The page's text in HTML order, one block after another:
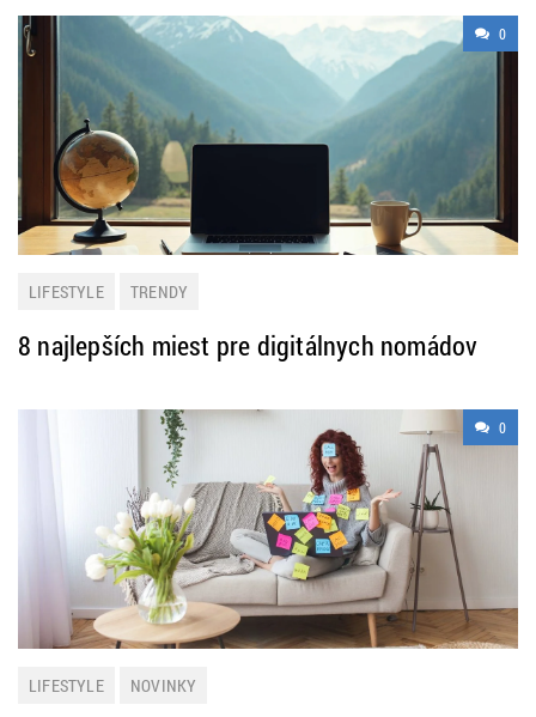
0
LIFESTYLE TRENDY
8 najlepších miest pre digitálnych nomádov
0
LIFESTYLE NOVINKY